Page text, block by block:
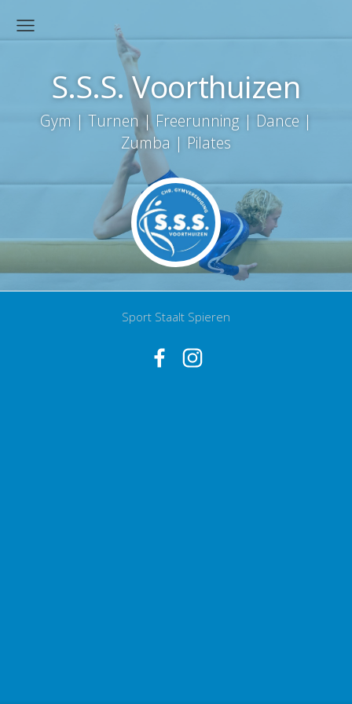
S.S.S. Voorthuizen
Gym | Turnen | Freerunning | Dance |
Zumba | Pilates
Sport Staalt Spieren